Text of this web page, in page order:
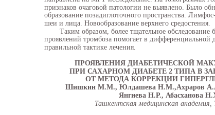
признаков очаговой патологии не выявлено. Было
образование позадиглоточного пространства.
шеи и лица. Новообразование верхнего средостения.
Таким образом, более тщательное обследование
проявлений тромбоза помогает в дифференциальной
правильной тактике лечения.
ПРОЯВЛЕНИЯ ДИАБЕТИЧЕСКОЙ
ПРИ САХАРНОМ ДИАБЕТЕ 2 ТИПА В
ОТ МЕТОДА КОРРЕКЦИИ
Шишкин М.М., Юлдашева Н.М.,Ахраров
Янгиева Н.Р., Абасханова
Ташкентская медицинская